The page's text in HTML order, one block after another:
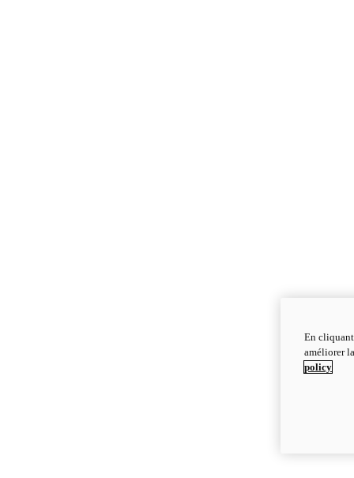
En
améliorer
policy